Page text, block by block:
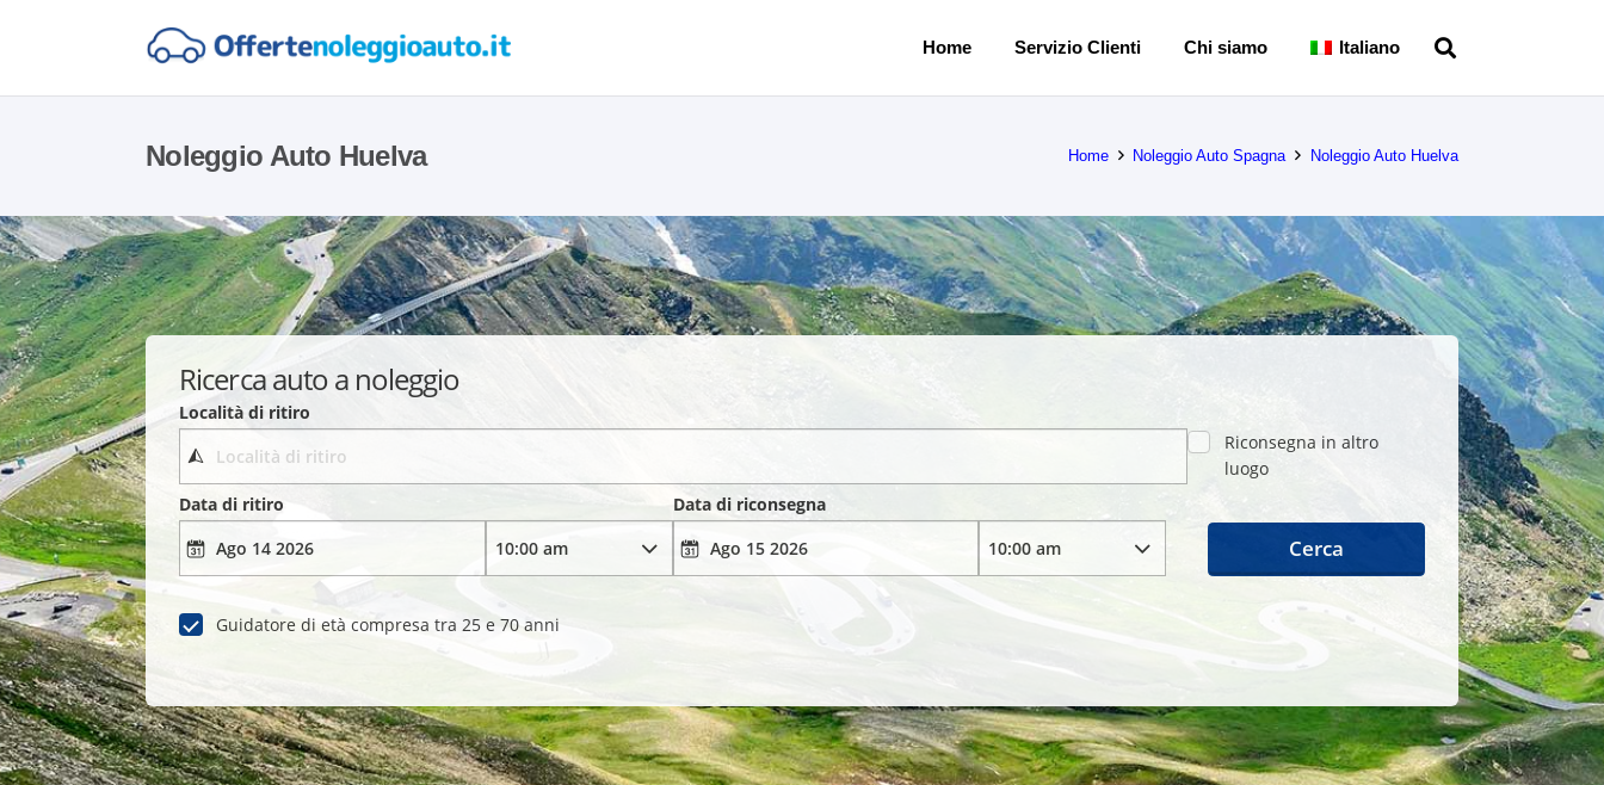
Home Servizio Clienti Chi siamo Italiano
Noleggio Auto Huelva Home Noleggio Auto Spagna Noleggio Auto Huelva
Ricerca auto a noleggio
Località di ritiro
Riconsegna in altro
luogo
Data di ritiro
Data di riconsegna
Guidatore di età compresa tra 25 e 70 anni
Cerca